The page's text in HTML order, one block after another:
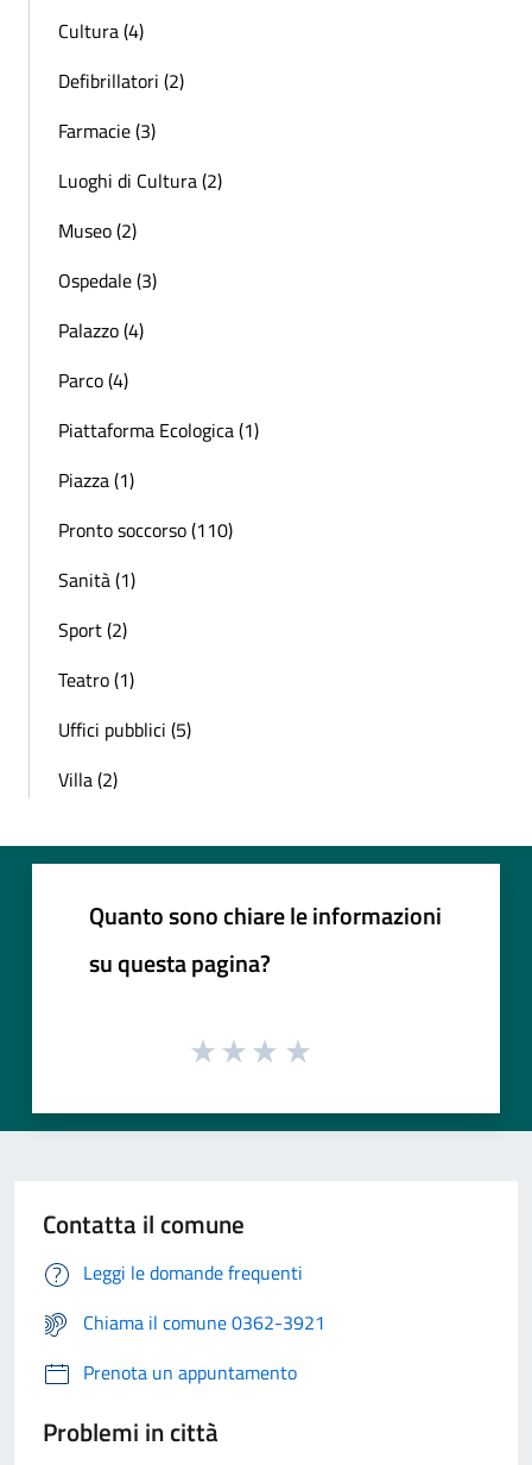
Cultura (4)
Defibrillatori (2)
Farmacie (3)
Luoghi di Cultura (2)
Museo (2)
Ospedale (3)
Palazzo (4)
Parco (4)
Piattaforma Ecologica (1)
Piazza (1)
Pronto soccorso (110)
Sanità (1)
Sport (2)
Teatro (1)
Uffici pubblici (5)
Villa (2)
Quanto sono chiare le informazioni
su questa pagina?
Contatta il comune
Leggi le domande frequenti
Chiama il comune 0362-3921
Prenota un appuntamento
Problemi in città